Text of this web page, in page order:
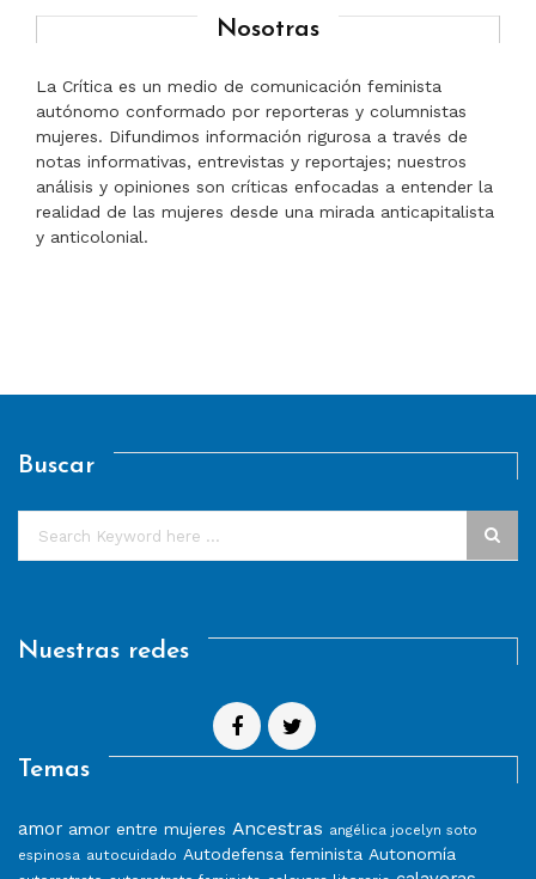
Nosotras
La Crítica es un medio de comunicación feminista
autónomo conformado por reporteras y columnistas
mujeres. Difundimos información rigurosa a través de
notas informativas, entrevistas y reportajes; nuestros
análisis y opiniones son críticas enfocadas a entender la
realidad de las mujeres desde una mirada anticapitalista
y anticolonial.
Buscar
Nuestras redes
Temas
amor amor entre mujeres Ancestras angélica jocelyn soto
espinosa autocuidado Autodefensa feminista Autonomía